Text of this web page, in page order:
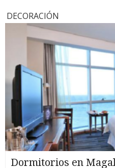
DECORACIÓN
Dormitorios en